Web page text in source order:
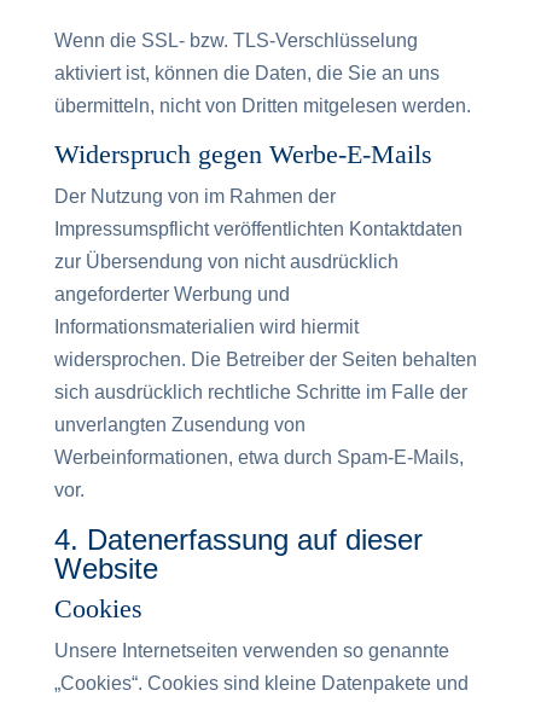
Wenn die SSL- bzw. TLS-Verschlüsselung
aktiviert ist, können die Daten, die Sie an uns
übermitteln, nicht von Dritten mitgelesen werden.
Widerspruch gegen Werbe-E-Mails
Der Nutzung von im Rahmen der
Impressumspflicht veröffentlichten Kontaktdaten
zur Übersendung von nicht ausdrücklich
angeforderter Werbung und
Informationsmaterialien wird hiermit
widersprochen. Die Betreiber der Seiten behalten
sich ausdrücklich rechtliche Schritte im Falle der
unverlangten Zusendung von
Werbeinformationen, etwa durch Spam-E-Mails,
vor.
4. Datenerfassung auf dieser
Website
Cookies
Unsere Internetseiten verwenden so genannte
„Cookies“. Cookies sind kleine Datenpakete und